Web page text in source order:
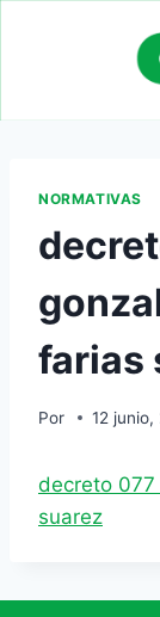
NORMATIVAS
farias
Por 12 junio,
decreto 077
suarez